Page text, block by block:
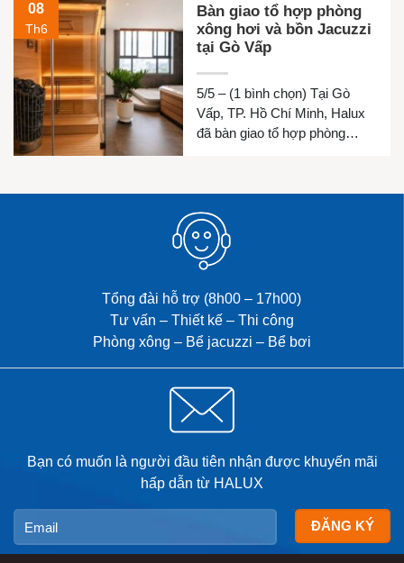
08
Th6
Bàn giao tổ hợp phòng
xông hơi và bồn Jacuzzi
tại Gò Vấp
5/5 – (1 bình chọn) Tại Gò
Vấp, TP. Hồ Chí Minh, Halux
đã bàn giao tổ hợp phòng
đình chị Luyện. Công trình
được thiết kế đồng bộ nhằm
mang đến không gian thư giãn
riêng tư, chăm sóc sức khỏe
và […]
Tổng đài hỗ trợ (8h00 – 17h00)
Tư vấn – Thiết kế – Thi công
Phòng xông – Bể jacuzzi – Bể bơi
Bạn có muốn là người đầu tiên nhận được khuyến mãi
hấp dẫn từ HALUX